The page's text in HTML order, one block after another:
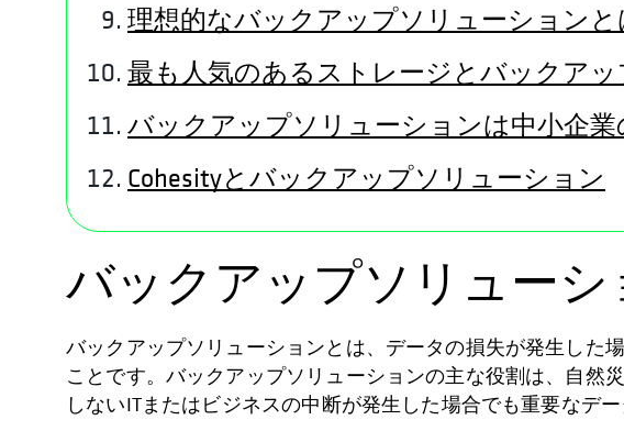
理想的なバックアップソリューションと
最も人気のあるストレージとバックア
バックアップソリューションは中小企
Cohesityとバックアップソリューション
バックアップソリューシ
バックアップソリューションとは、データの損失が発生した
ことです。バックアップソリューションの主な役割は、自然
しないITまたはビジネスの中断が発生した場合でも重要なデ